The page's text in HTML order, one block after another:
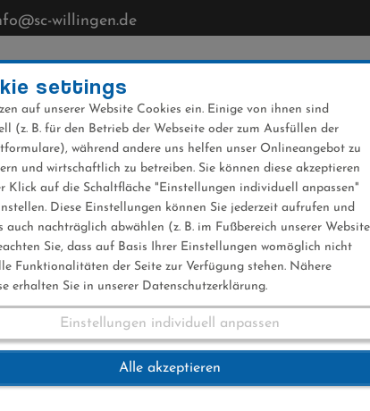
willingen.de
settings
auf unserer Website Cookies ein. Einige von ihnen sind
(z. B. für den Betrieb der Webseite oder zum Ausfüllen der
während andere uns helfen unser Onlineangebot zu
und wirtschaftlich zu betreiben. Sie können diese akzeptieren
Klick auf die Schaltfläche "Einstellungen individuell anpassen"
Diese Einstellungen können Sie jederzeit aufrufen und
auch nachträglich abwählen (z. B. im Fußbereich unserer
Sie, dass auf Basis Ihrer Einstellungen womöglich nicht
Funktionalitäten der Seite zur Verfügung stehen. Nähere
erhalten Sie in unserer Datenschutzerklärung.
Einstellungen individuell anpassen
Alle akzeptieren